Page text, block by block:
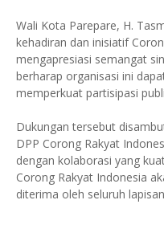
Wali Kota Parepare, H.
kehadiran dan inisiatif
mengapresiasi semangat
berharap organisasi ini
memperkuat partisipasi
Dukungan tersebut
DPP Corong Rakyat
dengan kolaborasi yang
Corong Rakyat Indonesia
diterima oleh seluruh